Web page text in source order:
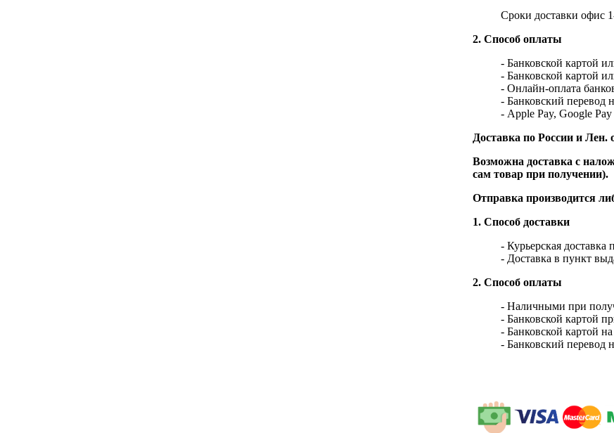
Сроки доставки офис
2. Способ оплаты
- Банковской картой
- Банковской картой
- Онлайн-оплата
- Банковский перевод
- Apple Pay, Google Pay
Доставка по России и Лен.
Возможна доставка с
сам товар при получении).
Отправка производится
1. Способ доставки
- Курьерская доставка
- Доставка в пункт
2. Способ оплаты
- Наличными при
- Банковской картой
- Банковской картой
- Банковский перевод